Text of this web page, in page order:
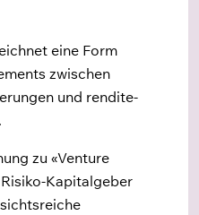
eine Form
zwischen
und rendite-
zu «Venture
Kapitalgeber